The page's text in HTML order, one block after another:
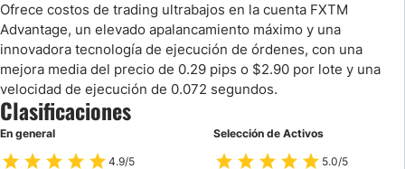
Ofrece costos de trading ultrabajos en la cuenta FXTM
Advantage, un elevado apalancamiento máximo y una
innovadora tecnología de ejecución de órdenes, con una
mejora media del precio de 0.29 pips o $2.90 por lote y una
velocidad de ejecución de 0.072 segundos.
Clasificaciones
En general
4.9/5
Selección de Activos
5.0/5